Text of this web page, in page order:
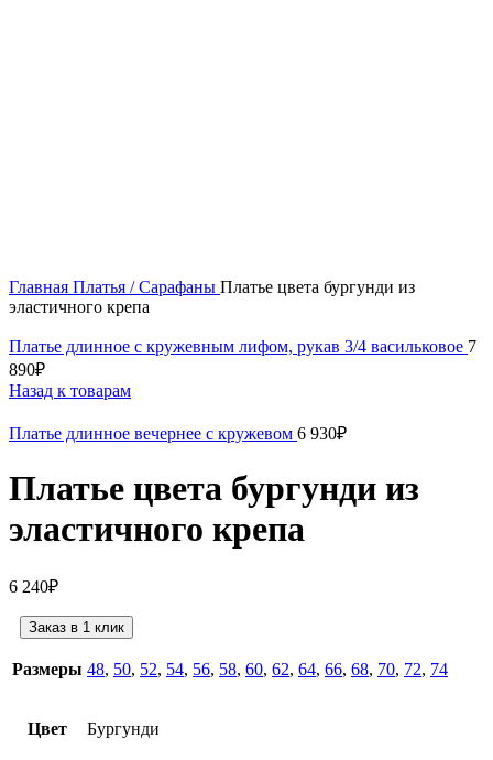
Главная Платья / Сарафаны Платье цвета бургунди из
эластичного крепа
Платье длинное с кружевным лифом, рукав 3/4 васильковое 7
890₽
Назад к товарам
Платье длинное вечернее с кружевом 6 930₽
Платье цвета бургунди из
эластичного крепа
6 240₽
Заказ в 1 клик
Размеры 48, 50, 52, 54, 56, 58, 60, 62, 64, 66, 68, 70, 72, 74
Цвет Бургунди